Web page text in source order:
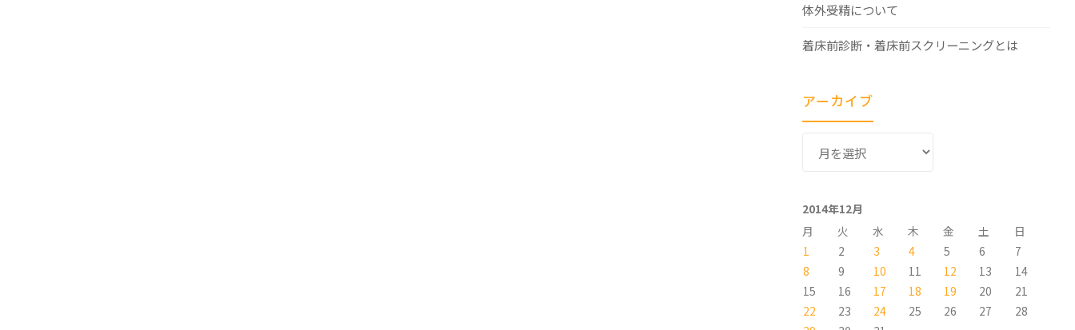
体外受精について
着床前診断・着床前スクリーニングとは
アーカイブ
イ
ブ
2014年12月
月
火 水 木 金 土
日
1
2 3 4 5 6
7
8
9 10 11 12 13
14
15
16 17 18 19 20
21
22
23 24 25 26 27
28